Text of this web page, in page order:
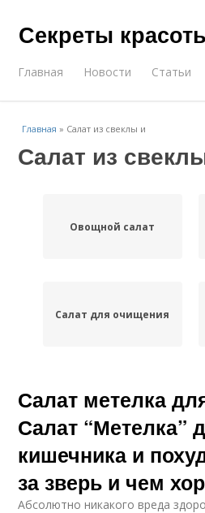
Секреты
Главная Новости Статьи
Главная » Салат из свеклы и
Салат из
Овощной салат
Салат для очищения
Салат для похудения
Салат из редьки
Салат метелка
Салат “Метелка”
кишечника и
за зверь и чем
Абсолютно никакого вреда